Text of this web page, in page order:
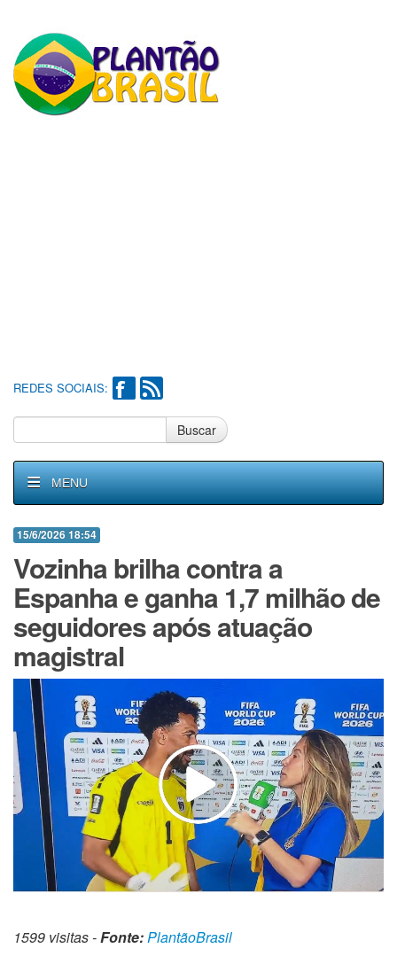
REDES SOCIAIS:
Buscar
MENU
15/6/2026 18:54
Vozinha brilha contra a
Espanha e ganha 1,7 milhão de
seguidores após atuação
magistral
1599 visitas -Fonte:PlantãoBrasil